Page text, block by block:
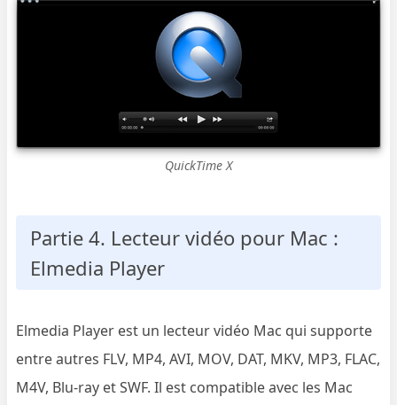
QuickTime X
Partie 4. Lecteur vidéo pour Mac :
Elmedia Player
Elmedia Player est un lecteur vidéo Mac qui supporte
entre autres FLV, MP4, AVI, MOV, DAT, MKV, MP3, FLAC,
M4V, Blu-ray et SWF. Il est compatible avec les Mac